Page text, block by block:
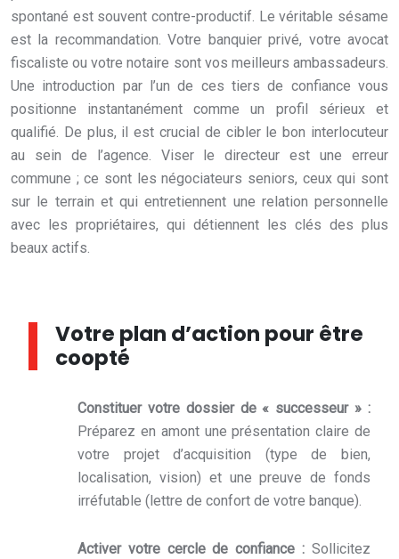
spontané est souvent contre-productif. Le véritable sésame
est la recommandation. Votre banquier privé, votre avocat
fiscaliste ou votre notaire sont vos meilleurs ambassadeurs.
Une introduction par l’un de ces tiers de confiance vous
positionne instantanément comme un profil sérieux et
qualifié. De plus, il est crucial de cibler le bon interlocuteur
au sein de l’agence. Viser le directeur est une erreur
commune ; ce sont les négociateurs seniors, ceux qui sont
sur le terrain et qui entretiennent une relation personnelle
avec les propriétaires, qui détiennent les clés des plus
beaux actifs.
Votre plan d’action pour être
coopté
Constituer votre dossier de « successeur » :
Préparez en amont une présentation claire de
votre projet d’acquisition (type de bien,
localisation, vision) et une preuve de fonds
irréfutable (lettre de confort de votre banque).
Activer votre cercle de confiance : Sollicitez